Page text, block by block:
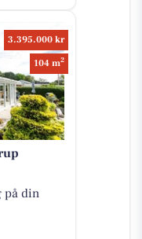
3.395.000 kr
104 m2
på din